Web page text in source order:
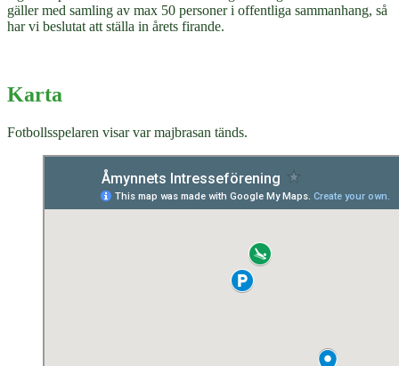
gäller med samling av max 50 personer i offentliga sammanhang, så
har vi beslutat att ställa in årets firande.
Karta
Fotbollsspelaren visar var majbrasan tänds.